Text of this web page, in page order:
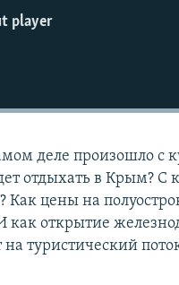
player
деле произошло с
отдыхать в Крым? С
Как цены на
как открытие
на туристический